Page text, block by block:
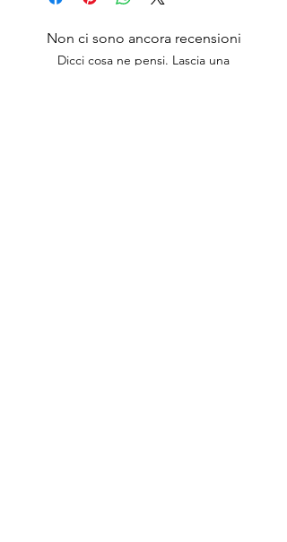
Non ci sono ancora recensioni
Dicci cosa ne pensi. Lascia una